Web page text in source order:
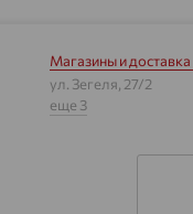
Магазины и доставка
ул. Зегеля, 27/2
еще 3